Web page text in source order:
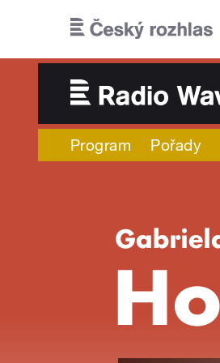
Program Pořady